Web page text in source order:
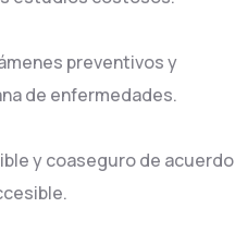
preventivos y
de enfermedades.
y coaseguro de acuerdo